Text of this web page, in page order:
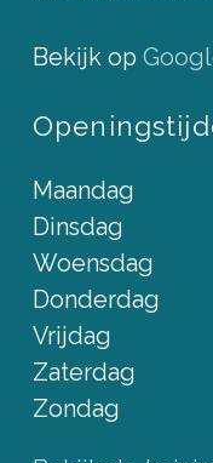
Bekijk op
Maandag
Dinsdag
Woensdag
Donderdag
Vrijdag
Zaterdag
Zondag